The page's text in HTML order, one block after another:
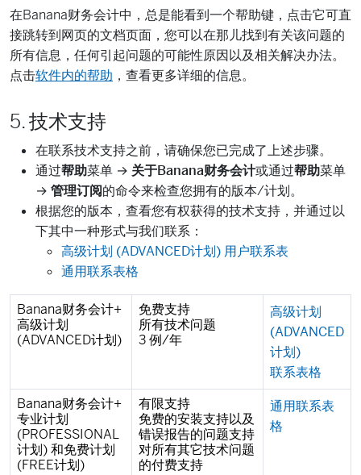
在Banana财务会计中，总是能看到一个帮助键，点击它可直
接跳转到网页的文档页面，您可以在那儿找到有关该问题的
所有信息，任何引起问题的可能性原因以及相关解决办法。
点击软件内的帮助 ，查看更多详细的信息。
5. 技术支持
在联系技术支持之前，请确保您已完成了上述步骤。
通过帮助菜单 → 关于Banana财务会计或通过帮助菜单
→ 管理订阅的命令来检查您拥有的版本/计划。
根据您的版本，查看您有权获得的技术支持，并通过以
下其中一种形式与我们联系：
高级计划 (ADVANCED计划) 用户联系表
通用联系表格
Banana财务会计+
高级计划
(ADVANCED计划)
免费支持
所有技术问题
3 例/年
高级计划
(ADVANCED
计划)
联系表格
Banana财务会计+
专业计划
(PROFESSIONAL
计划) 和免费计划
(FREE计划)
有限支持
免费的安装支持以及
错误报告的问题支持
对所有其它技术问题
的付费支持
通用联系表
格